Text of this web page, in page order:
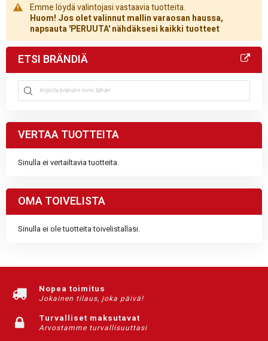
Emme löydä valintojasi vastaavia tuotteita.
Huom! Jos olet valinnut mallin varaosan haussa,
napsauta 'PERUUTA' nähdäksesi kaikki tuotteet
ETSI BRÄNDIÄ
VERTAA TUOTTEITA
Sinulla ei vertailtavia tuotteita.
OMA TOIVELISTA
Sinulla ei ole tuotteita toivelistallasi.
Nopea toimitus
Jokainen tilaus, joka päivä!
Turvalliset maksutavat
Arvostamme turvallisuuttasi